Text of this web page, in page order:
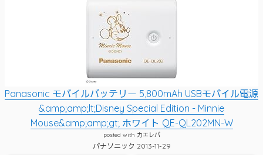
Panasonic モバイルバッテリー 5,800mAh USBモバイル電源
&amp;amp;lt;Disney Special Edition - Minnie
Mouse&amp;amp;gt; ホワイト QE-QL202MN-W
posted with カエレバ
パナソニック 2013-11-29